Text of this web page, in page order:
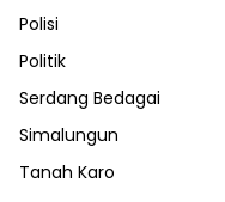
Polisi
Politik
Serdang Bedagai
Simalungun
Tanah Karo